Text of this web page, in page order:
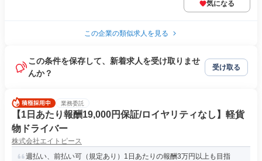
気になる
この企業の類似求人を見る
この条件を保存して、新着求人を受け取りませ
んか？
受け取る
業務委託
【1日あたり報酬19,000円保証/ロイヤリティなし】軽貨
物ドライバー
株式会社エイトピース
週払い、前払い可（規定あり）1日あたりの報酬3万円以上も目指